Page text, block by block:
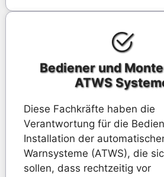
Bediener und
ATWS
Diese Fachkräfte haben die
Verantwortung für die
Installation der
Warnsysteme (ATWS), die
sollen, dass rechtzeitig vor